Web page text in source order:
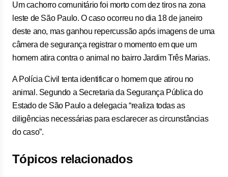
Um cachorro comunitário foi morto com dez tiros na zona
leste de São Paulo. O caso ocorreu no dia 18 de janeiro
deste ano, mas ganhou repercussão após imagens de uma
câmera de segurança registrar o momento em que um
homem atira contra o animal no bairro Jardim Três Marias.
A Polícia Civil tenta identificar o homem que atirou no
animal. Segundo a Secretaria da Segurança Pública do
Estado de São Paulo a delegacia “realiza todas as
diligências necessárias para esclarecer as circunstâncias
do caso”.
Tópicos relacionados